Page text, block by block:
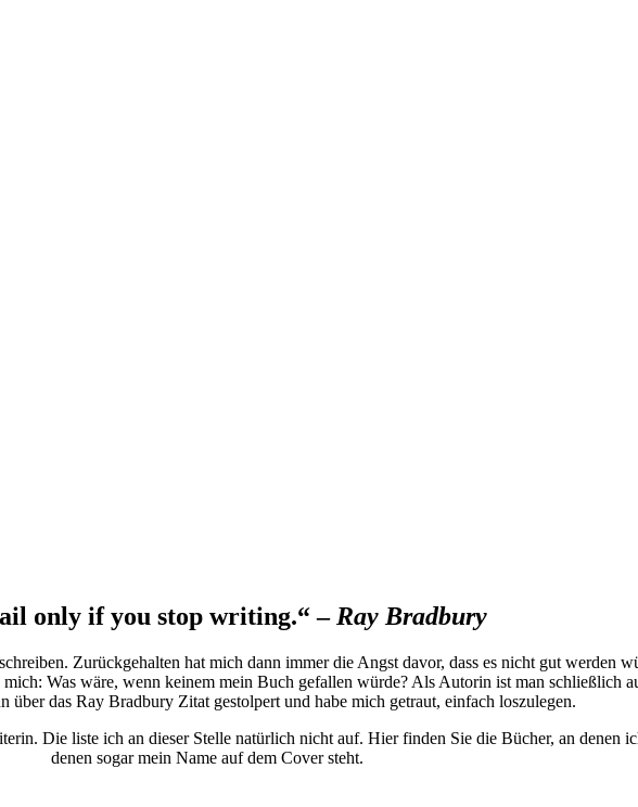
only if you stop writing.“ –Ray Bradbury
Zurückgehalten hat mich dann immer die Angst davor, dass es nicht gut werden
Was wäre, wenn keinem mein Buch gefallen würde? Als Autorin ist man schließlich
über das Ray Bradbury Zitat gestolpert und habe mich getraut, einfach loszulegen.
Die liste ich an dieser Stelle natürlich nicht auf. Hier finden Sie die Bücher, an denen
denen sogar mein Name auf dem Cover steht.